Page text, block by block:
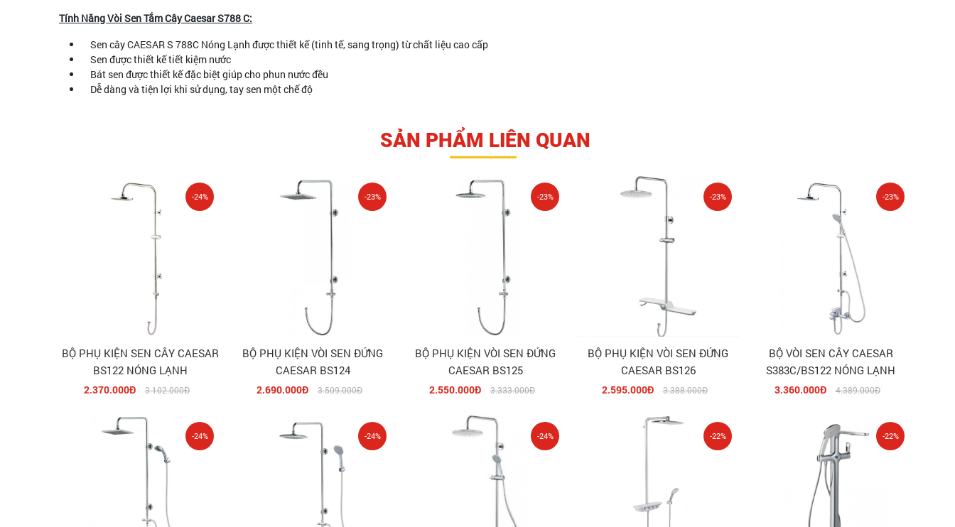
Tính Năng Vòi Sen Tắm Cây Caesar S788 C:
Sen cây CAESAR S 788C Nóng Lạnh được thiết kế (tinh tế, sang trọng) từ chất liệu cao cấp
Sen được thiết kế tiết kiệm nước
Bát sen được thiết kế đặc biệt giúp cho phun nước đều
Dễ dàng và tiện lợi khi sử dụng, tay sen một chế độ
SẢN PHẨM LIÊN QUAN
BỘ PHỤ KIỆN SEN CÂY CAESAR
BS122 NÓNG LẠNH
2.370.000Đ 3.102.000Đ
-24%
BỘ PHỤ KIỆN VÒI SEN ĐỨNG
CAESAR BS124
2.690.000Đ 3.509.000Đ
-23%
BỘ PHỤ KIỆN VÒI SEN ĐỨNG
CAESAR BS125
2.550.000Đ 3.333.000Đ
-23%
BỘ PHỤ KIỆN VÒI SEN ĐỨNG
CAESAR BS126
2.595.000Đ 3.388.000Đ
-23%
BỘ VÒI SEN CÂY CAESAR
S383C/BS122 NÓNG LẠNH
3.360.000Đ 4.389.000Đ
-23%
-24% -24% -24% -22% -22%